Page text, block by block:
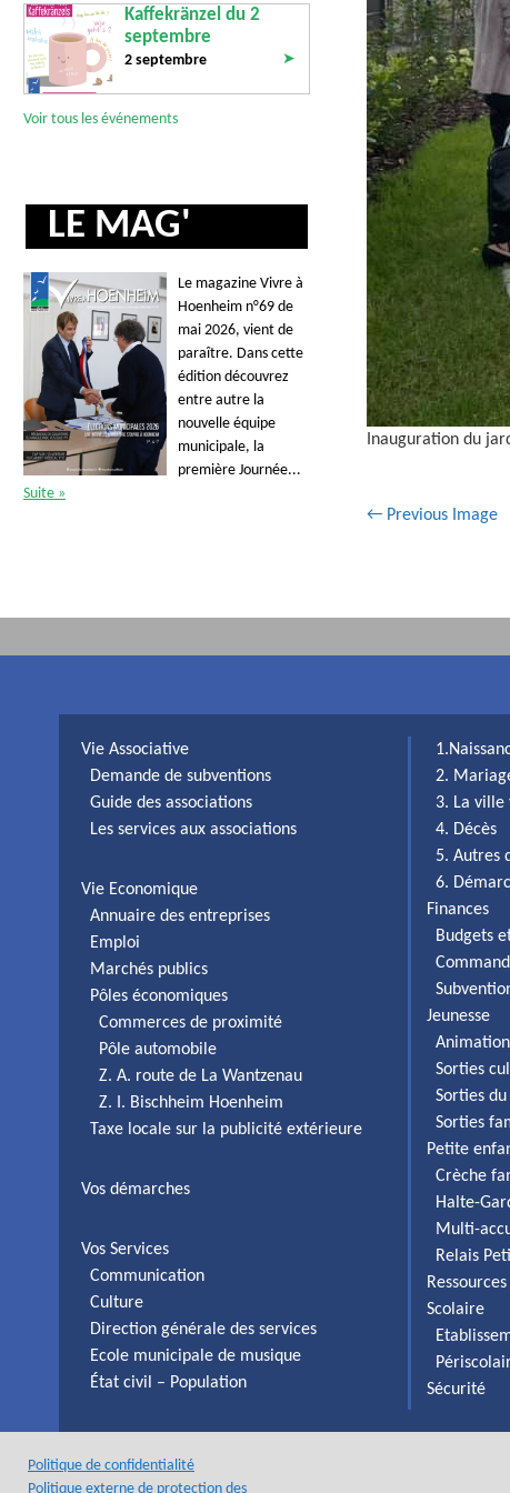
Kaffekränzel du 2
septembre
2 septembre ➤
Voir tous les événements
LE MAG'
Le magazine Vivre à
Hoenheim n°69 de
mai 2026, vient de
paraître. Dans cette
édition découvrez
entre autre la
nouvelle équipe
municipale, la
première Journée...
Suite »
Inauguration du
← Previous Image
Vie Associative
Demande de subventions
Guide des associations
Les services aux associations
Vie Economique
Annuaire des entreprises
Emploi
Marchés publics
Pôles économiques
Commerces de proximité
Pôle automobile
Z. A. route de La Wantzenau
Z. I. Bischheim Hoenheim
Taxe locale sur la publicité extérieure
Vos démarches
Vos Services
Communication
Culture
Direction générale des services
Ecole municipale de musique
État civil – Population
2.
3. La ville
4. Décès
5. Autres
6.
Finances
Budgets
Jeunesse
Sorties
Sorties
Sorties
Petite
Crèche
Halte-
Multi-
Relais
Scolaire
Sécurité
Politique de confidentialité
Politique externe de protection des